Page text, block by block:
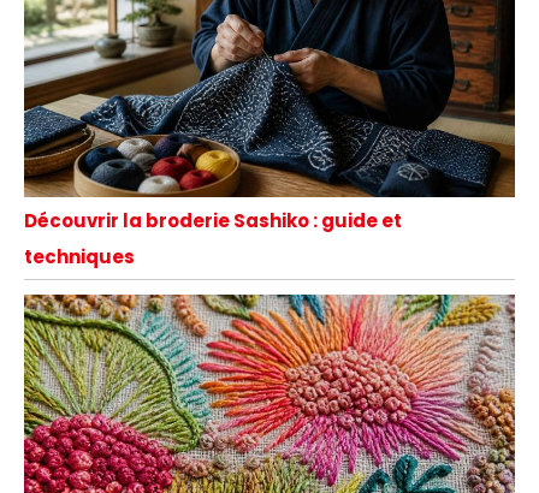
Découvrir la broderie Sashiko : guide et
techniques